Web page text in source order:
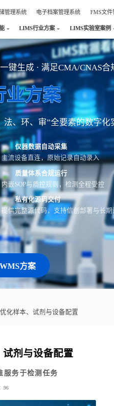
管理系统 电子档案管理系统 FMS文
LIMS行业方案 LIMS实验室案例
键生成 · 满足CMA/CNAS合
方案
、环、审”全要素的数字化
仪器数据自动采集
主流设备直连，原始记录自动录入
质量体系合规运行
内嵌SOP与质控规则，检测全程受控
私有化源码交付
提供完整源代码，支持信创部署与长期
方案
化样本、试剂与设备配置
剂与设备配置
服务于检测任务
96